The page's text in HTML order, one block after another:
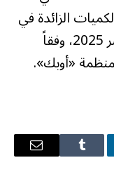
الكميات الزائدة في
الإنتاج منذ يناير 2024 بحلول سبتمبر 2025، وفقاً
«أوبك».
Tumblr
البريد